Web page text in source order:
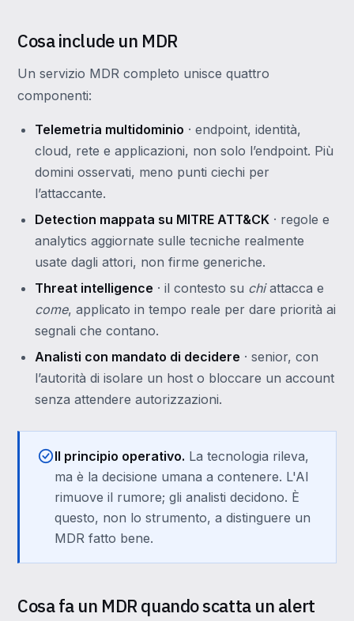
Cosa include un MDR
Un servizio MDR completo unisce quattro
componenti:
Telemetria multidominio · endpoint, identità,
cloud, rete e applicazioni, non solo l’endpoint. Più
domini osservati, meno punti ciechi per
l’attaccante.
Detection mappata su MITRE ATT&CK · regole e
analytics aggiornate sulle tecniche realmente
usate dagli attori, non firme generiche.
Threat intelligence · il contesto su chiattacca e
come, applicato in tempo reale per dare priorità ai
segnali che contano.
Analisti con mandato di decidere · senior, con
l’autorità di isolare un host o bloccare un account
senza attendere autorizzazioni.
Il principio operativo. La tecnologia rileva,
ma è la decisione umana a contenere. L'AI
rimuove il rumore; gli analisti decidono. È
questo, non lo strumento, a distinguere un
MDR fatto bene.
Cosa fa un MDR quando scatta un alert